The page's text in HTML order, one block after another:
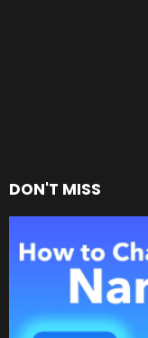
DON'T MISS